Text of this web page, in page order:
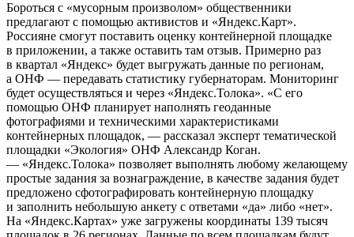
Бороться с «мусорным произволом» общественники
предлагают с помощью активистов и «Яндекс.Карт».
Россияне смогут поставить оценку контейнерной площадке
в приложении, а также оставить там отзыв. Примерно раз
в квартал «Яндекс» будет выгружать данные по регионам,
а ОНФ — передавать статистику губернаторам. Мониторинг
будет осуществляться и через «Яндекс.Толока». «С его
помощью ОНФ планирует наполнять геоданные
фотографиями и техническими характеристиками
контейнерных площадок, — рассказал эксперт тематической
площадки «Экология» ОНФ Александр Коган.
— «Яндекс.Толока» позволяет выполнять любому желающему
простые задания за вознаграждение, в качестве задания будет
предложено сфотографировать контейнерную площадку
и заполнить небольшую анкету с ответами «да» либо «нет».
На «Яндекс.Картах» уже загружены координаты 139 тысяч